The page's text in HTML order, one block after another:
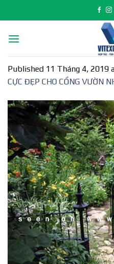
to
Published 11 Tháng 4, 2019
CỰC ĐẸP CHO CỔNG VƯỜN